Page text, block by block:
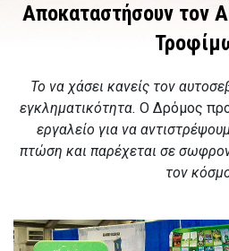
Αποκαταστήσουν τον
Το να χάσει κανείς τον
εγκληματικότητα. Ο Δρόμος
εργαλείο για να
πτώση και παρέχεται σε
τον